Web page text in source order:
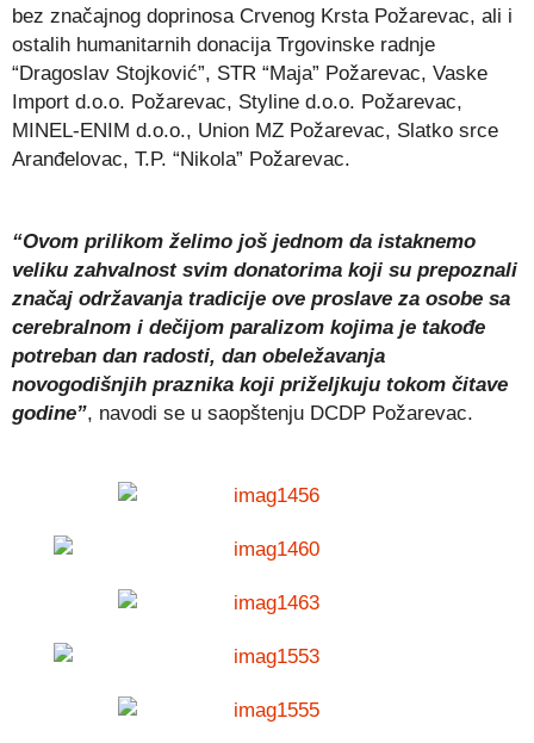
bez značajnog doprinosa Crvenog Krsta Požarevac, ali i
ostalih humanitarnih donacija Trgovinske radnje
“Dragoslav Stojković”, STR “Maja” Požarevac, Vaske
Import d.o.o. Požarevac, Styline d.o.o. Požarevac,
MINEL-ENIM d.o.o., Union MZ Požarevac, Slatko srce
Aranđelovac, T.P. “Nikola” Požarevac.
“Ovom prilikom želimo još jednom da istaknemo
veliku zahvalnost svim donatorima koji su prepoznali
značaj održavanja tradicije ove proslave za osobe sa
cerebralnom i dečijom paralizom kojima je takođe
potreban dan radosti, dan obeležavanja
novogodišnjih praznika koji priželjkuju tokom čitave
godine”, navodi se u saopštenju DCDP Požarevac.